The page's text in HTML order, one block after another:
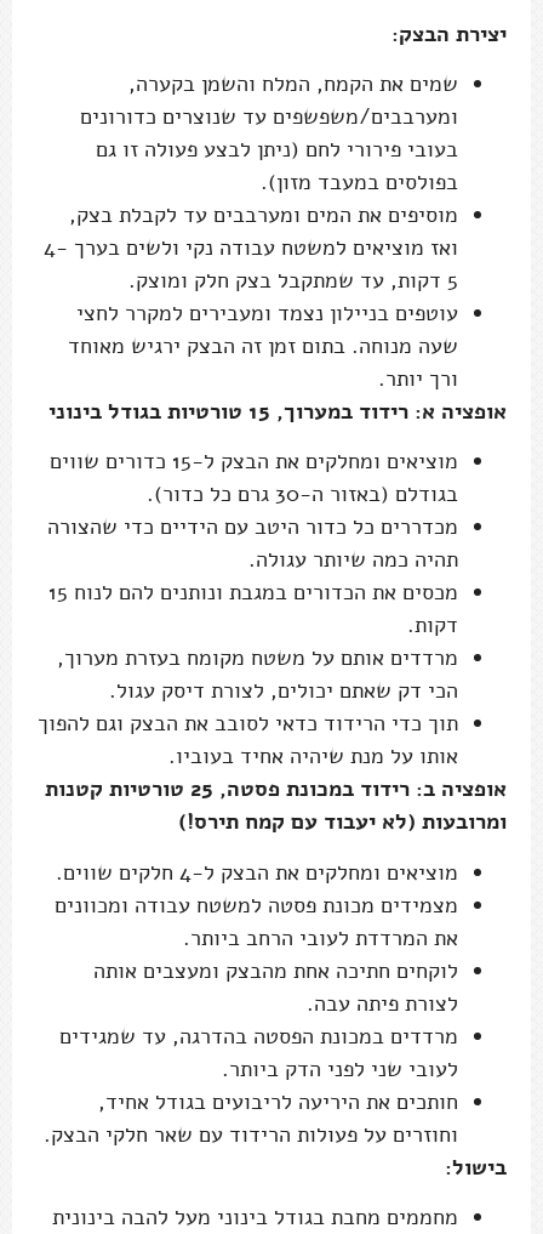
יצירת הבצק:
שמים את הקמח, המלח והשמן בקערה,
ומערבבים/משפשפים עד שנוצרים כדורונים
בעובי פירורי לחם (ניתן לבצע פעולה זו גם
בפולסים במעבד מזון).
מוסיפים את המים ומערבבים עד לקבלת בצק,
ואז מוציאים למשטח עבודה נקי ולשים בערך 4-
5 דקות, עד שמתקבל בצק חלק ומוצק.
עוטפים בניילון נצמד ומעבירים למקרר לחצי
שעה מנוחה. בתום זמן זה הבצק ירגיש מאוחד
ורך יותר.
אופציה א: רידוד במערוך, 15 טורטיות בגודל בינוני
מוציאים ומחלקים את הבצק ל-15 כדורים שווים
בגודלם (באזור ה-30 גרם כל כדור).
מכדררים כל כדור היטב עם הידיים כדי שהצורה
תהיה כמה שיותר עגולה.
מכסים את הכדורים במגבת ונותנים להם לנוח 15
דקות.
מרדדים אותם על משטח מקומח בעזרת מערוך,
הכי דק שאתם יכולים, לצורת דיסק עגול.
תוך כדי הרידוד כדאי לסובב את הבצק וגם להפוך
אותו על מנת שיהיה אחיד בעוביו.
אופציה ב: רידוד במכונת פסטה, 25 טורטיות קטנות
ומרובעות (לא יעבוד עם קמח תירס!)
מוציאים ומחלקים את הבצק ל-4 חלקים שווים.
מצמידים מכונת פסטה למשטח עבודה ומכוונים
את המרדדת לעובי הרחב ביותר.
לוקחים חתיכה אחת מהבצק ומעצבים אותה
לצורת פיתה עבה.
מרדדים במכונת הפסטה בהדרגה, עד שמגידים
לעובי שני לפני הדק ביותר.
חותכים את היריעה לריבועים בגודל אחיד,
וחוזרים על פעולות הרידוד עם שאר חלקי הבצק.
בישול:
מחממים מחבת בגודל בינוני מעל להבה בינונית